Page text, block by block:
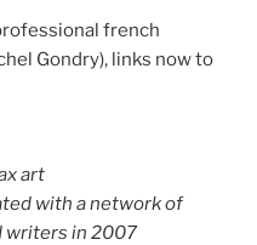
french
Gondry), links now to
art
with a network of
writers in 2007